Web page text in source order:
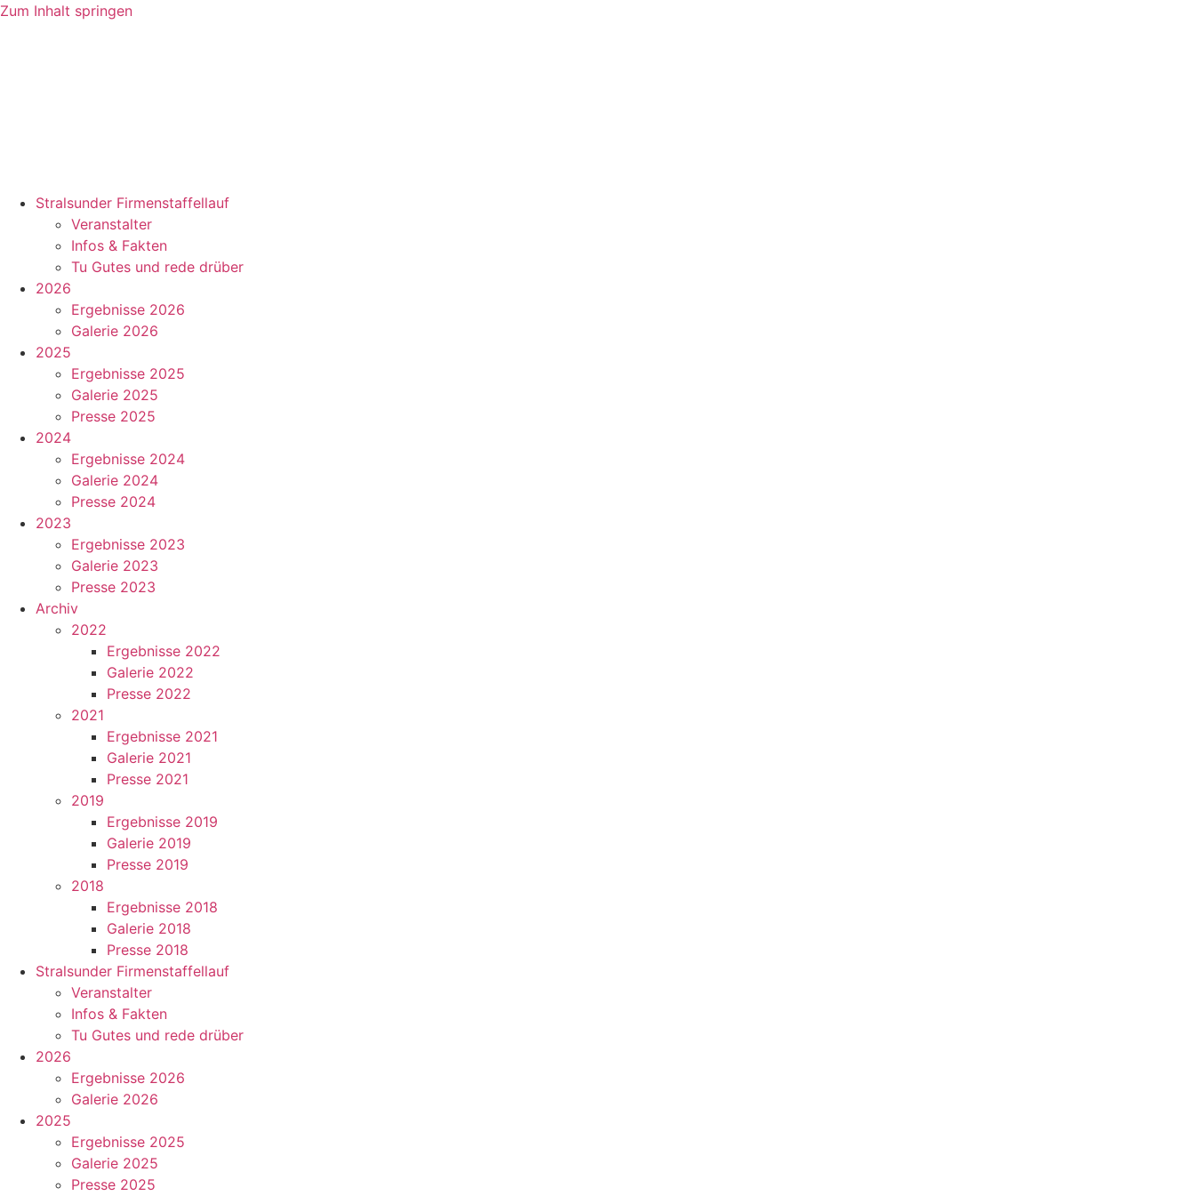
Zum Inhalt springen
Stralsunder Firmenstaffellauf
Veranstalter
Infos & Fakten
Tu Gutes und rede drüber
2026
Ergebnisse 2026
Galerie 2026
2025
Ergebnisse 2025
Galerie 2025
Presse 2025
2024
Ergebnisse 2024
Galerie 2024
Presse 2024
2023
Ergebnisse 2023
Galerie 2023
Presse 2023
Archiv
2022
Ergebnisse 2022
Galerie 2022
Presse 2022
2021
Ergebnisse 2021
Galerie 2021
Presse 2021
2019
Ergebnisse 2019
Galerie 2019
Presse 2019
2018
Ergebnisse 2018
Galerie 2018
Presse 2018
Stralsunder Firmenstaffellauf
Veranstalter
Infos & Fakten
Tu Gutes und rede drüber
2026
Ergebnisse 2026
Galerie 2026
2025
Ergebnisse 2025
Galerie 2025
Presse 2025